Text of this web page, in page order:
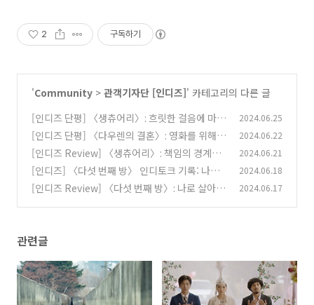
2 구독하기
'Community > 관객기자단 [인디즈]' 카테고리의 다른 글
[인디즈 단평] 〈생츄어리〉: 흐릿한 걸음에 마음
을 담아 (0)
2024.06.25
[인디즈 단평] 〈다우렌의 결혼〉: 영화를 위해서
라면 (0)
2024.06.22
[인디즈 Review] 〈생츄어리〉: 책임의 경계를
탐구하다
(1)
2024.06.21
[인디즈] 〈다섯 번째 방〉 인디토크 기록: 나의
목소리를 찾는 과정
(0)
2024.06.18
[인디즈 Review] 〈다섯 번째 방〉: 나로 살아가
2024.06.17
관련글